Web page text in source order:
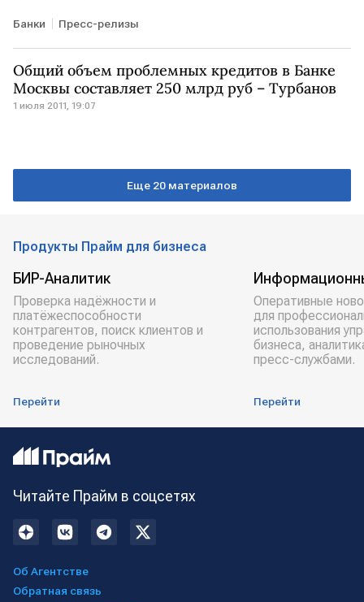
Банки Пресс-релизы
Общий объем проблемных кредитов в Банке
Москвы составляет 250 млрд руб – Турбанов
1 июля 2011, 19:07
Еще 20 материалов
Продукты Прайм для бизнеса
БИР-Аналитик
Проверка надёжности и
платёжеспособности
контрагентов, поиск клиентов и
проведение рыночных
исследований.
Перейти
Оперативные
для
использования
бизнеса,
пресс-службами.
Перейти
Читайте Прайм в соцсетях
Об Агентстве
Обратная связь